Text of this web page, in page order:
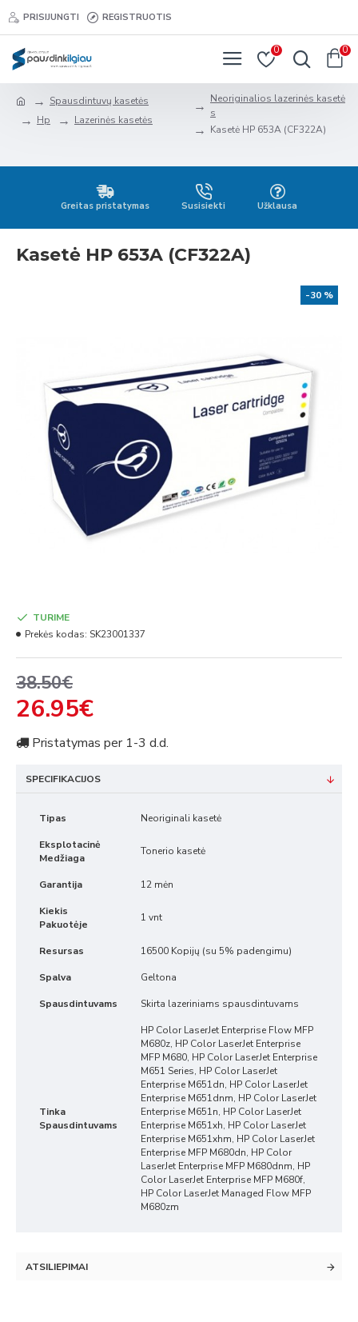
PRISIJUNGTI REGISTRUOTIS
0 0
Spausdintuvų kasetės
Hp
Lazerinės kasetės
Neoriginalios lazerinės kasetė
s
Kasetė HP 653A (CF322A)
Greitas pristatymas Susisiekti Užklausa
Kasetė HP 653A (CF322A)
-30 %
38.50€
26.95€
TURIME
Prekės kodas: SK23001337
Pristatymas per 1-3 d.d.
SPECIFIKACIJOS
Tipas Neoriginali kasetė
Eksplotacinė
Medžiaga
Tonerio kasetė
Garantija 12 mėn
Kiekis
Pakuotėje
1 vnt
Resursas 16500 Kopijų (su 5% padengimu)
Spalva Geltona
Spausdintuvams Skirta lazeriniams spausdintuvams
Tinka
Spausdintuvams
HP Color LaserJet Enterprise Flow MFP
M680z, HP Color LaserJet Enterprise
MFP M680, HP Color LaserJet Enterprise
M651 Series, HP Color LaserJet
Enterprise M651dn, HP Color LaserJet
Enterprise M651dnm, HP Color LaserJet
Enterprise M651n, HP Color LaserJet
Enterprise M651xh, HP Color LaserJet
Enterprise M651xhm, HP Color LaserJet
Enterprise MFP M680dn, HP Color
LaserJet Enterprise MFP M680dnm, HP
Color LaserJet Enterprise MFP M680f,
HP Color LaserJet Managed Flow MFP
M680zm
ATSILIEPIMAI